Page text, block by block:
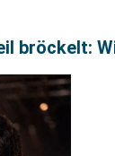
bröckelt: